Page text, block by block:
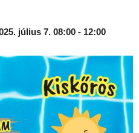
július 7. 08:00 - 12:00